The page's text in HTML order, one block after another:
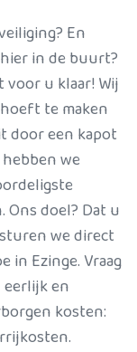
En
in de buurt?
u klaar! Wij
te maken
door een kapot
we
doel? Dat u
we direct
in Ezinge. Vraag
en
kosten: